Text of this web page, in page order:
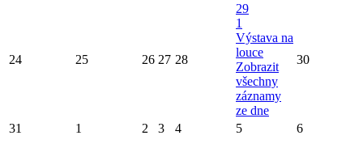
24 25 26 27 28
29
1
Výstava na
louce
Zobrazit
všechny
záznamy
ze dne
30
31 1 2 3 4 5 6